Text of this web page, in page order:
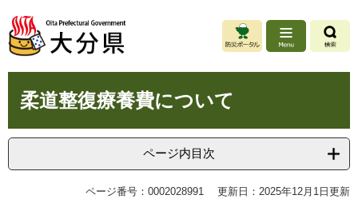
ジ
先
。
ュ
を
て
柔道整復療養費について
ページ内目次
ページ番号：0002028991 更新日：2025年12月1日更新